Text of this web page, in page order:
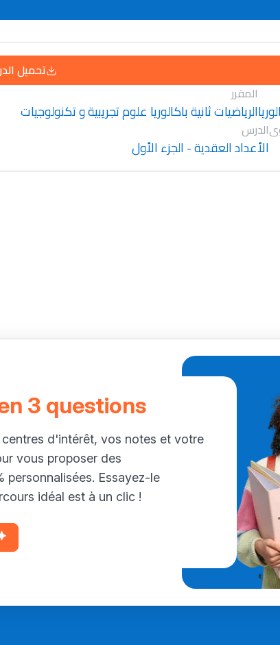
تحميل
المقرر
الرياضيات ثانية باكالوريا علوم تجريبية و تكنولوجيات
الدرس
الأعداد العقدية - الجزء الأول
3 questions
d'intérêt, vos notes et votre
vous proposer des
personnalisées. Essayez-le
idéal est à un clic !